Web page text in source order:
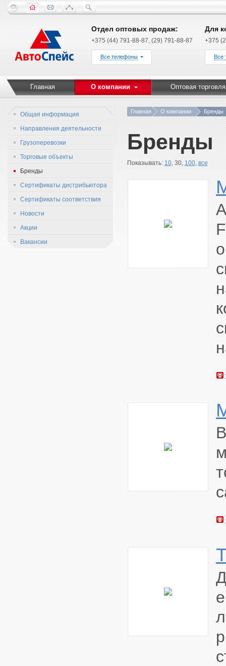
Отдел оптовых продаж:
+375 (44) 791-88-87, (29) 791-88-87
Все телефоны
Для
+375
Все
Главная О компании Оптовая торговля
Общая информация
Направления деятельности
Грузоперевозки
Торговые объекты
Бренды
Сертификаты дистрибьютора
Сертификаты соответствия
Новости
Акции
Вакансии
Главная О компании Бренды
Бренды
Показывать:10, 30,100,все